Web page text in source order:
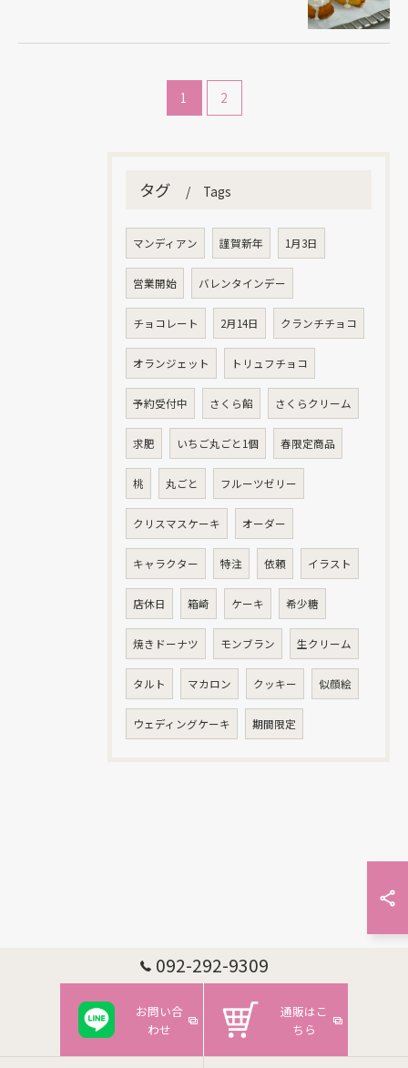
1 2
タグ Tags
マンディアン 謹賀新年 1月3日
営業開始 バレンタインデー
チョコレート 2月14日 クランチチョコ
オランジェット トリュフチョコ
予約受付中 さくら餡 さくらクリーム
求肥 いちご丸ごと1個 春限定商品
桃 丸ごと フルーツゼリー
クリスマスケーキ オーダー
キャラクター 特注 依頼 イラスト
店休日 箱崎 ケーキ 希少糖
焼きドーナツ モンブラン 生クリーム
タルト マカロン クッキー 似顔絵
ウェディングケーキ 期間限定
092-292-9309
お問い合
わせ
通販はこ
ちら